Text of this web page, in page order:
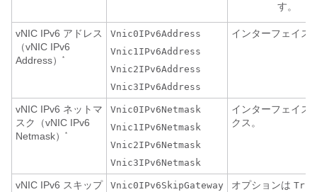
す。
vNIC IPv6 アドレス
（vNIC IPv6
Address）
*
Vnic0IPv6Address
Vnic1IPv6Address
Vnic2IPv6Address
Vnic3IPv6Address
インターフェイス
vNIC IPv6 ネットマ
スク（vNIC IPv6
Netmask）
*
Vnic0IPv6Netmask
Vnic1IPv6Netmask
Vnic2IPv6Netmask
Vnic3IPv6Netmask
インターフェイス
クス。
vNIC IPv6 スキップ
Vnic0IPv6SkipGateway
オプションは True